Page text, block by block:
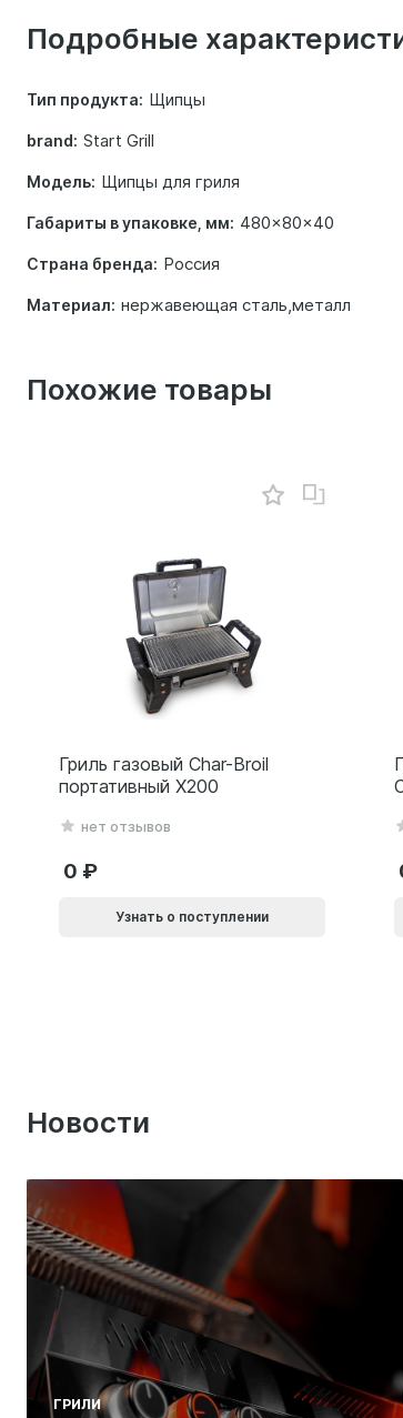
товаре
Подробные
Тип продукта: Щипцы
brand: Start Grill
Модель: Щипцы для гриля
Габариты в упаковке, мм: 480x80x40
Страна бренда: Россия
Материал: нержавеющая сталь,металл
Похожие товары
Гриль газовый Char-Broil
портативный X200
нет отзывов
0
Узнать о поступлении
Новости
ГРИЛИ